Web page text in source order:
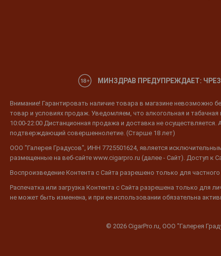
МИНЗДРАВ ПРЕДУПРЕЖДАЕТ:
Внимание! Гарантировать наличие товара в магазине невозможно
товар и условиях продаж. Уведомляем, что алкогольная и
10:00-22:00 Дистанционная продажа и доставка не
подтверждающий совершеннолетие. (Старше 18 лет)
ООО "Галерея Градусов", ИНН 7725501624, является
размещенные на веб-сайте www.cigarpro.ru (далее - Сайт). Доступ к
Воспроизведение Контента с Сайта разрешено только для
Распечатка или загрузка Контента с Сайта разрешена только для
не может быть изменена, и при ее использовании обязательна
© 2026 CigarPro.ru, ООО "Галерея